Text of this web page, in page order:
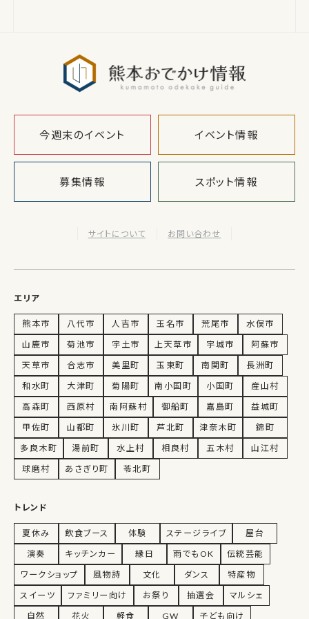
今週末のイベント イベント情報
募集情報 スポット情報
サイトについて お問い合わせ
エリア
熊本市 八代市 人吉市 玉名市 荒尾市
水俣市
山鹿市
菊池市 宇土市 上天草市 宇城市
阿蘇市
天草市
合志市 美里町 玉東町 南関町
長洲町
和水町
大津町 菊陽町 南小国町 小国町
産山村
高森町
西原村 南阿蘇村 御船町 嘉島町
益城町
甲佐町
山都町 氷川町 芦北町 津奈木町
錦町
多良木町
湯前町 水上村 相良村 五木村
山江村
球磨村
あさぎり町 苓北町
トレンド
夏休み 飲食ブース 体験 ステージライブ
屋台
演奏
キッチンカー 縁日 雨でもOK
伝統芸能
ワークショップ
風物詩 文化 ダンス
特産物
スイーツ
ファミリー向け お祭り 抽選会
マルシェ
自然
花火 軽食 GW 子ども向け